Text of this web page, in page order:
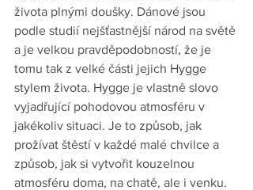
života plnými doušky. Dánové jsou
podle studií nejšťastnější národ na světě
a je velkou pravděpodobností, že je
tomu tak z velké části jejich Hygge
stylem života. Hygge je vlastně slovo
vyjadřující pohodovou atmosféru v
jakékoliv situaci. Je to způsob, jak
prožívat štěstí v každé malé chvilce a
způsob, jak si vytvořit kouzelnou
atmosféru doma, na chatě, ale i venku.